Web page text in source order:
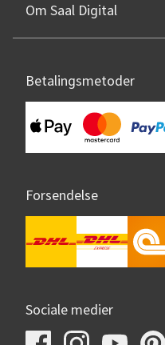
Om Saal Digital
Betalingsmetoder
Forsendelse
Sociale medier